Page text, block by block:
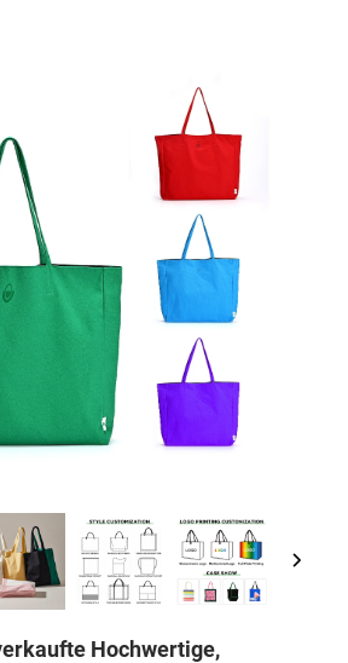
Hochwertige,